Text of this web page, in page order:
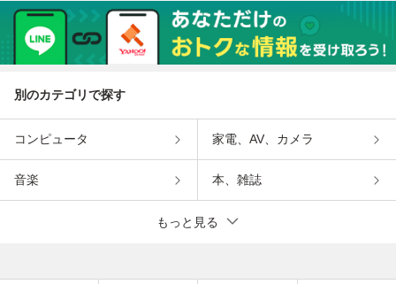
別のカテゴリで探す
コンピュータ 家電、AV、カメラ
音楽 本、雑誌
もっと見る